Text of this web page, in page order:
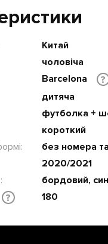
Китай
чоловіча
Barcelona
?
дитяча
футболка +
короткий
без номера
2020/2021
бордовий,
? 180